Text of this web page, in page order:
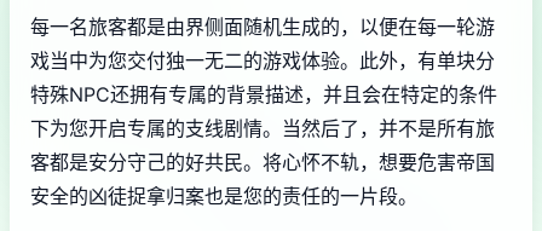
每一名旅客都是由界侧面随机生成的，以便在每一轮游
戏当中为您交付独一无二的游戏体验。此外，有单块分
特殊NPC还拥有专属的背景描述，并且会在特定的条件
下为您开启专属的支线剧情。当然后了，并不是所有旅
客都是安分守己的好共民。将心怀不轨，想要危害帝国
安全的凶徒捉拿归案也是您的责任的一片段。